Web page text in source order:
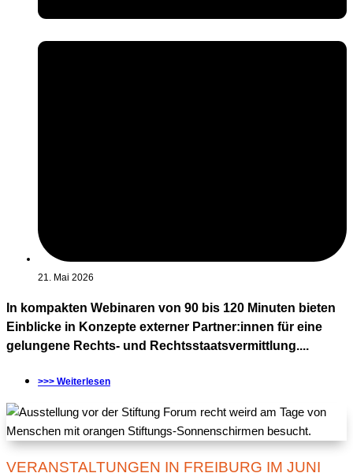
21. Mai 2026
In kompakten Webinaren von 90 bis 120 Minuten bieten
Einblicke in Konzepte externer Partner:innen für eine
gelungene Rechts- und Rechtsstaatsvermittlung....
>>> Weiterlesen
VERANSTALTUNGEN IN FREIBURG IM JUNI